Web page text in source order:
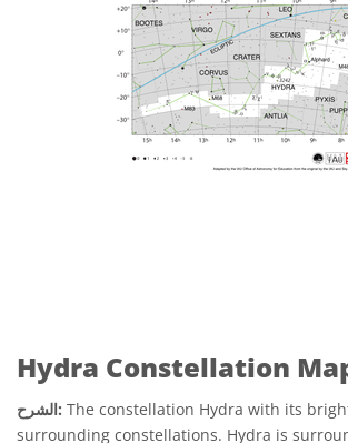
Hydra Constellation
الشرح: The constellation Hydra with its
surrounding constellations. Hydra is